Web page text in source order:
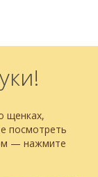
щенках,
посмотреть
— нажмите